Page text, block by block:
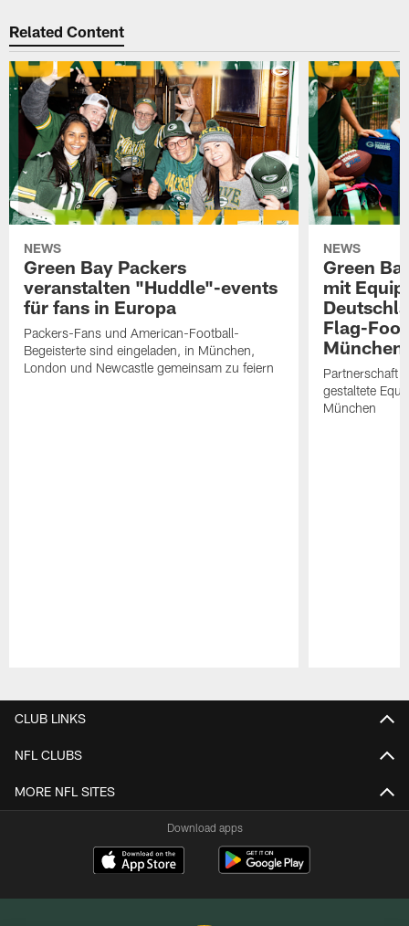
Related Content
NEWS
Green Bay Packers
veranstalten "Huddle"-events
für fans in Europa
Packers-Fans und American-Football-
Begeisterte sind eingeladen, in München,
London und Newcastle gemeinsam zu feiern
NEWS
Green
mit Equip
Flag-
Partnerschaft
gestaltete
München
CLUB LINKS
NFL CLUBS
MORE NFL SITES
Download apps